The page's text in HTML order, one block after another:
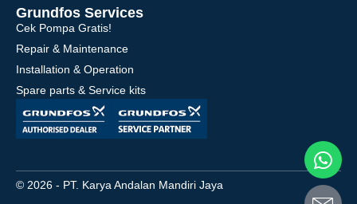
Grundfos Services
Cek Pompa Gratis!
Repair & Maintenance
Installation & Operation
Spare parts & Service kits
© 2026 - PT. Karya Andalan Mandiri Jaya